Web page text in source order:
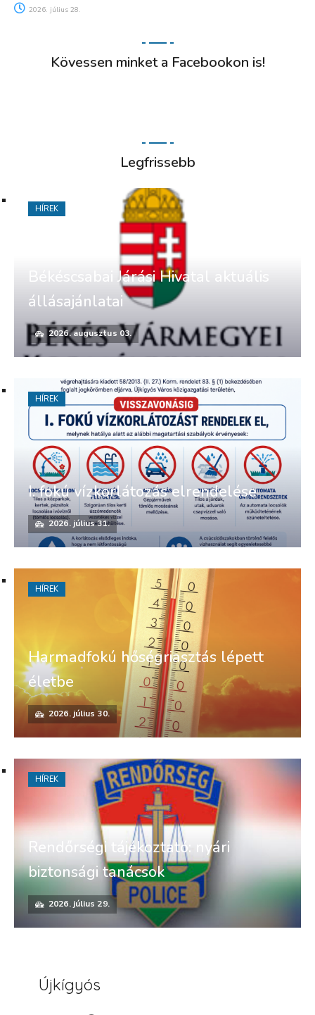
2026. július 28.
Kövessen minket a Facebookon is!
Legfrissebb
Békéscsabai Járási Hivatal aktuális
állásajánlatai
2026. augusztus 03.
HÍREK
I. fokú vízkorlátozás elrendelése
2026. július 31.
HÍREK
Harmadfokú hőségriasztás lépett
életbe
2026. július 30.
HÍREK
Rendőrségi tájékoztató: nyári
biztonsági tanácsok
2026. július 29.
HÍREK
Újkígyós